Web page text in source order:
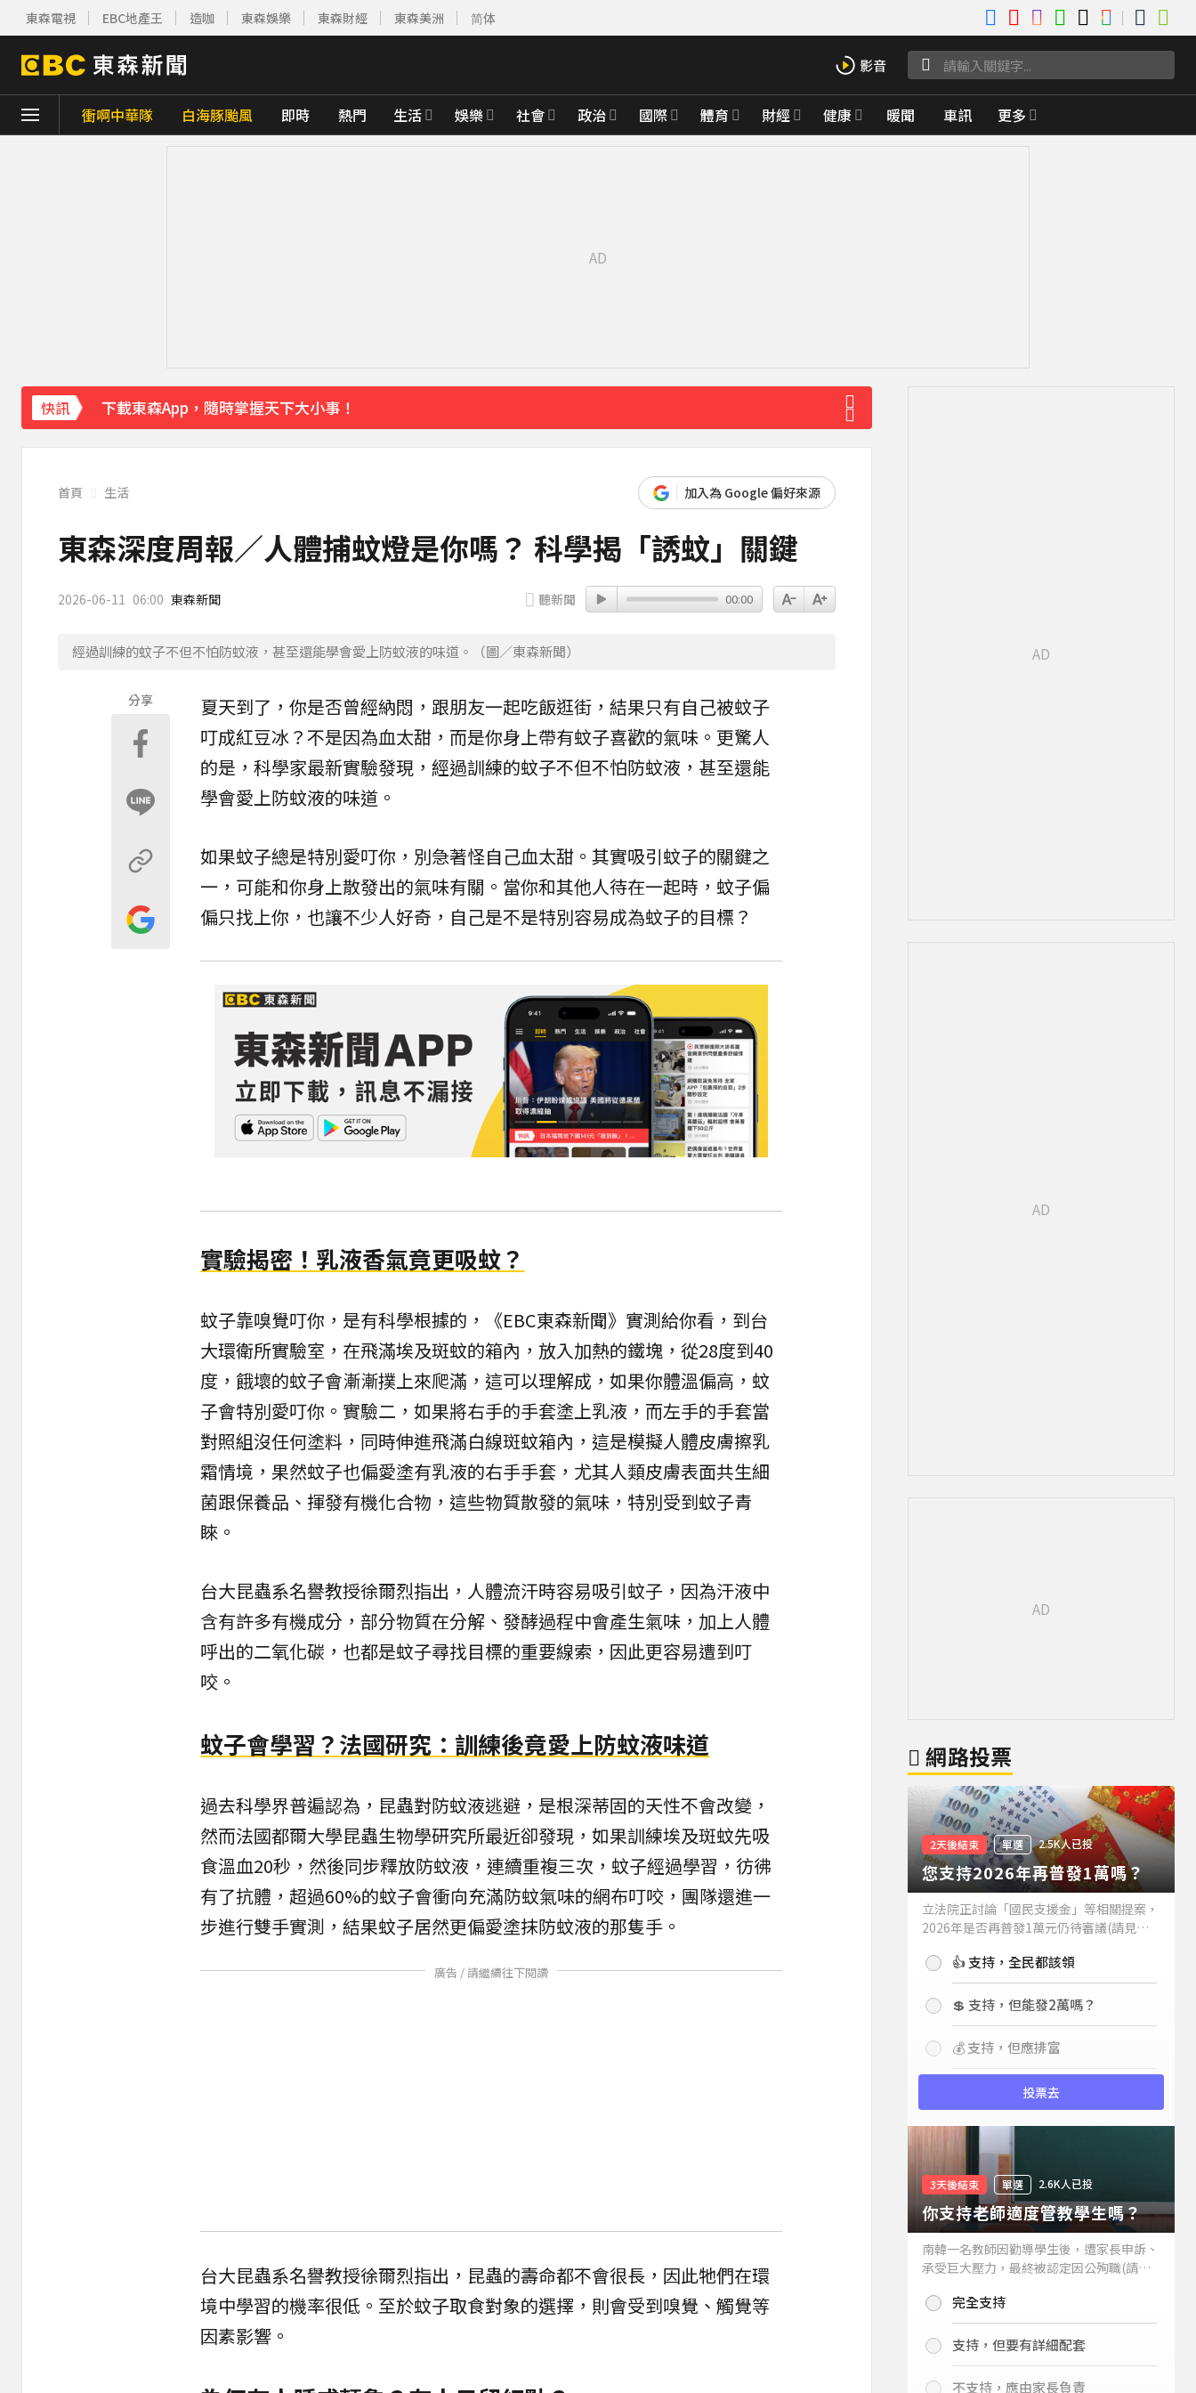
東森電視 EBC地產王 造咖 東森娛樂 東森財經 東森美洲 简体
衝啊中華隊 白海豚颱風 即時 熱門 生活 娛樂 社會 政治 國際 體育 財經 健康 暖聞 車訊 更多
快訊
下載東森App，隨時掌握天下大小事！
創2月以來最大單日漲幅！黃金暴漲4.4%突破4253美元
53分鐘前
首頁 生活 加入為 Google 偏好來源
東森深度周報／人體捕蚊燈是你嗎？ 科學揭「誘蚊」關鍵
2026-06-11 06:00 東森新聞 聽新聞 00:00
經過訓練的蚊子不但不怕防蚊液，甚至還能學會愛上防蚊液的味道。（圖／東森新聞）
分享 夏天到了，你是否曾經納悶，跟朋友一起吃飯逛街，結果只有自己被蚊子
叮成紅豆冰？不是因為血太甜，而是你身上帶有蚊子喜歡的氣味。更驚人
的是，科學家最新實驗發現，經過訓練的蚊子不但不怕防蚊液 ，甚至還能
學會愛上防蚊液的味道。
如果蚊子總是特別愛叮你，別急著怪自己血太甜。其實吸引蚊子的關鍵之
一，可能和你身上散發出的氣味有關。當你和其他人待在一起時，蚊子偏
偏只找上你，也讓不少人好奇，自己是不是特別容易成為蚊子的目標？
實驗揭密！乳液香氣竟更吸蚊？
蚊子靠嗅覺叮你，是有科學根據的，《EBC東森新聞》實測給你看，到台
大環衛所實驗室，在飛滿埃及斑蚊的箱內，放入加熱的鐵塊，從28度到40
度，餓壞的蚊子會漸漸撲上來爬滿，這可以理解成，如果你體溫偏高，蚊
子會特別愛叮你。實驗二，如果將右手的手套塗上乳液，而左手的手套當
對照組沒任何塗料，同時伸進飛滿白線斑蚊箱內，這是模擬人體皮膚擦乳
霜情境，果然蚊子也偏愛塗有乳液的右手手套，尤其人類皮膚表面共生細
菌跟保養品、揮發有機化合物，這些物質散發的氣味，特別受到蚊子青
睞。
台大昆蟲系名譽教授徐爾烈指出，人體流汗時容易吸引蚊子，因為汗液中
含有許多有機成分，部分物質在分解、發酵過程中會產生氣味，加上人體
呼出的二氧化碳，也都是蚊子尋找目標的重要線索，因此更容易遭到叮
咬。
蚊子會學習？法國研究：訓練後竟愛上防蚊液味道
過去科學界普遍認為，昆蟲對防蚊液逃避，是根深蒂固的天性不會改變，
然而法國都爾大學昆蟲生物學研究所最近卻發現，如果訓練埃及斑蚊先吸
食溫血20秒，然後同步釋放防蚊液，連續重複三次，蚊子經過學習，彷彿
有了抗體，超過60%的蚊子會衝向充滿防蚊氣味的網布叮咬，團隊還進一
步進行雙手實測，結果蚊子居然更偏愛塗抹防蚊液的那隻手。
廣告 / 請繼續往下閱讀
台大昆蟲系名譽教授徐爾烈指出，昆蟲的壽命都不會很長，因此牠們在環
境中學習的機率很低。至於蚊子取食對象的選擇，則會受到嗅覺、觸覺等
因素影響。
網路投票
2天後結束 單選 2.5K人已投
您支持2026年再普發1萬嗎？
立法院正討論「國民支援金」等相關提案，
2026年是否再普發1萬元仍待審議(請見下
持嗎？👍 支持，全民都該領
💲 支持，但能發2萬嗎？
💰 支持，但應排富
投票去
3天後結束 單選 2.6K人已投
你支持老師適度管教學生嗎？
南韓一名教師因勸導學生後，遭家長申訴、
承受巨大壓力，最終被認定因公殉職(請見
你支持老師適度管教學生嗎？
完全支持
支持，但要有詳細配套
不支持，應由家長負責